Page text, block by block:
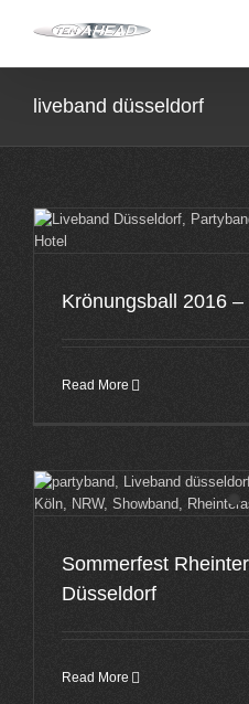
liveband düsseldorf
Krönungsball 2016
Read More
Sommerfest
Düsseldorf
Read More